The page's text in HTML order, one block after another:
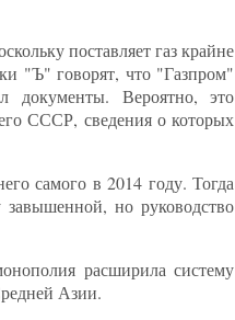
поставляет газ крайне
"Ъ" говорят, что "Газпром"
документы. Вероятно, это
СССР, сведения о которых
самого в 2014 году. Тогда
но руководство
расширила систему
Азии.